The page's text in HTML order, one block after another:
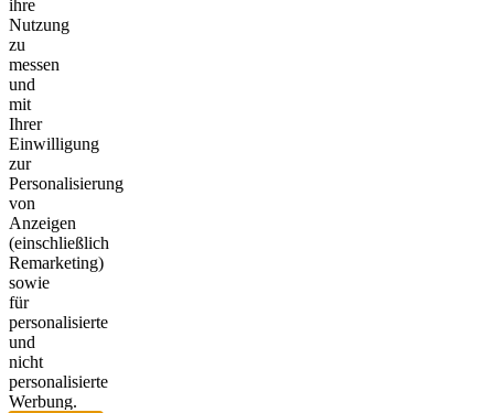
ihre
Nutzung
zu
messen
und
mit
Ihrer
Einwilligung
zur
Personalisierung
von
Anzeigen
(einschließlich
Remarketing)
sowie
für
personalisierte
und
nicht
personalisierte
Werbung.